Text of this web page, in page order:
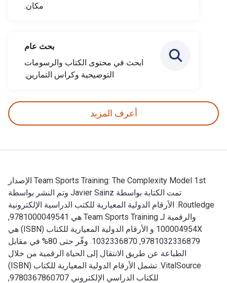
مكان.
بحث عام
ابحث في محتوى الكتاب والرسومات
التوضيحية وكراس التمارين.
أعرف المزيد
Team Sports Training: The Complexity Model 1st الإصدار
تمت الكتابة بواسطة Javier Sainz وتم النشر بواسطة
Routledge. الأرقام الدولية المعيارية للكتب الدراسية الإلكترونية
والرقمية لـ Team Sports Training هي 9781000049541,
100004954X و الأرقام الدولية المعيارية للكتاب (ISBN) هي
9781032336879, 1032336870. وفّر حتى 80% في مقابل
الطباعة عن طريق الانتقال إلى الحياة الرقمية من خلال
VitalSource. تشمل الأرقام الدولية المعيارية للكتاب (ISBN)
للكتاب الدراسي الإلكتروني 9780367860707,